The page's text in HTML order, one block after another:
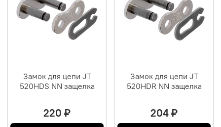
Замок для цепи JT
520HDS NN защелка
220 ₽
Замок для цепи JT
520HDR NN защелка
204 ₽